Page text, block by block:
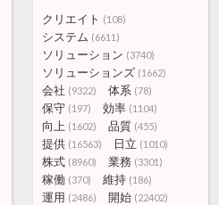
クリエイト (108)
システム (6611)
ソリューション (3740)
ソリューションズ (1662)
会社 (9322) 体系 (78)
保守 (197) 効率 (1104)
向上 (1602) 品質 (455)
提供 (16563) 日立 (1010)
株式 (8960) 業務 (3301)
稼働 (370) 維持 (186)
運用 (2486) 開始 (22402)